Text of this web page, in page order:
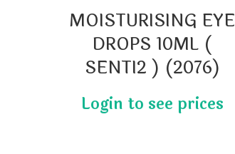
MOISTURISING EYE
DROPS 10ML (
SENTI2 ) (2076)